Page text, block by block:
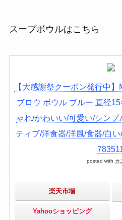
スープボウルはこちら
【大感謝祭クーポン発行中
ブロウ ボウル ブルー 直径
ゃれ/かわいい/可愛い/シンプ
ティブ/洋食器/洋風/食器/白
posted with カ
楽天市場
Yahooショッピング